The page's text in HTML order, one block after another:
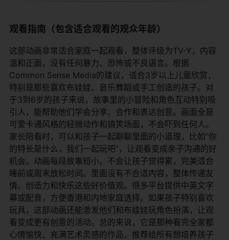
观看指南（包含适合观看的观众年龄）
这部动画非常适合家庭一起观看，整体评级为TV-Y，内容
温和正面，没有任何暴力、恐怖或不良语言。根据
Common Sense Media的建议，适合3岁以上儿童欣赏，
特别是那些喜欢布娃娃、音乐舞蹈或手工创造的孩子。对
于3到6岁的孩子来说，故事里的小冒险和角色互动特别吸
引人，能帮助他们学会分享、合作和表达创意。画面全是
可爱卡通风格的轻微动作和搞笑场面，不会吓到任何人。
家长陪看时，可以和孩子一起聊聊里面的小道理，比如“你
的特长是什么，我们一起玩吧”，让观看变成亲子沟通的好
机会。动画每段故事短小，不会让孩子觉得累，完美适合
睡前或周末放松时间。里面没有不合适内容，整体传递友
情、创造力和快乐这些好价值观。很多平台提供中英文字
幕或配音，方便香港和内地家庭选择。如果孩子特别喜欢
玩具，这部动画还能激发他们和布娃娃玩角色扮演，让观
看变成更有创意的活动。总的来说，它是那种看完全家都
心情愉快、充满艺术灵感的作品，推荐给所有想培养孩子